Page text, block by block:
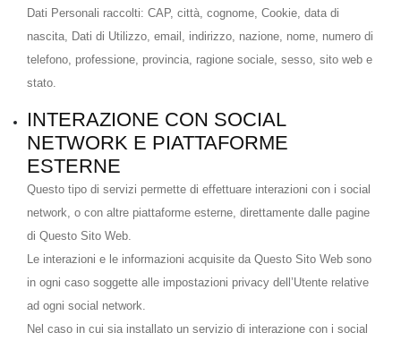
Dati Personali raccolti: CAP, città, cognome, Cookie, data di
nascita, Dati di Utilizzo, email, indirizzo, nazione, nome, numero di
telefono, professione, provincia, ragione sociale, sesso, sito web e
stato.
INTERAZIONE CON SOCIAL
NETWORK E PIATTAFORME
ESTERNE
Questo tipo di servizi permette di effettuare interazioni con i social
network, o con altre piattaforme esterne, direttamente dalle pagine
di Questo Sito Web.
Le interazioni e le informazioni acquisite da Questo Sito Web sono
in ogni caso soggette alle impostazioni privacy dell’Utente relative
ad ogni social network.
Nel caso in cui sia installato un servizio di interazione con i social